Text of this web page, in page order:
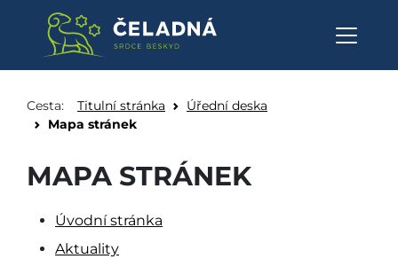
Cesta: Titulní stránka
Úřední deska
Mapa stránek
MAPA STRÁNEK
Úvodní stránka
Aktuality